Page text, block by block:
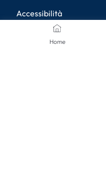
Home
Accessibilità
Impostazioni della privacy